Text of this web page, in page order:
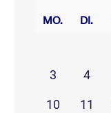
MO. DI.
3
4
10 11